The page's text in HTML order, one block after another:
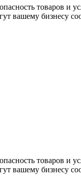
товаров и
вашему бизнесу
товаров и
вашему бизнесу